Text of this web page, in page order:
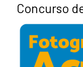
Concurso